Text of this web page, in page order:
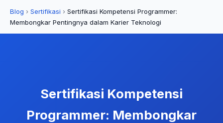
Blog › Sertifikasi › Sertifikasi Kompetensi Programmer:
Membongkar Pentingnya dalam Karier Teknologi
Sertifikasi Kompetensi
Programmer: Membongkar